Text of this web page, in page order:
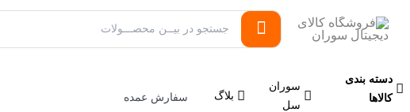
دسته بندی
کالاها
سوران
سل
بلاگ سفارش عمده